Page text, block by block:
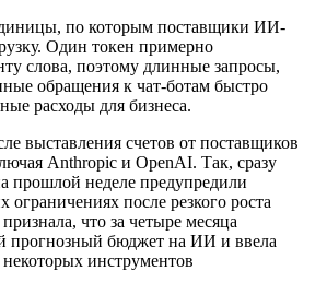
по которым поставщики ИИ-
Один токен примерно
слова, поэтому длинные запросы,
обращения к чат-ботам быстро
расходы для бизнеса.
выставления счетов от поставщиков
Anthropic и OpenAI. Так, сразу
прошлой неделе предупредили
ограничениях после резкого роста
что за четыре месяца
прогнозный бюджет на ИИ и ввела
инструментов